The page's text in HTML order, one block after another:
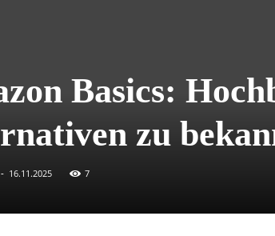
Basics:
zu
- 16.11.2025 7